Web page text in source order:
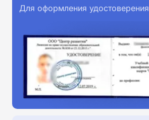
Для оформления удостоверения